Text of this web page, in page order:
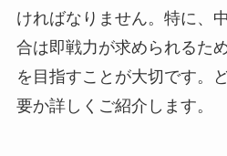
ければなりません。特に、
合は即戦力が求められるた
を目指すことが大切です。
要か詳しくご紹介します。